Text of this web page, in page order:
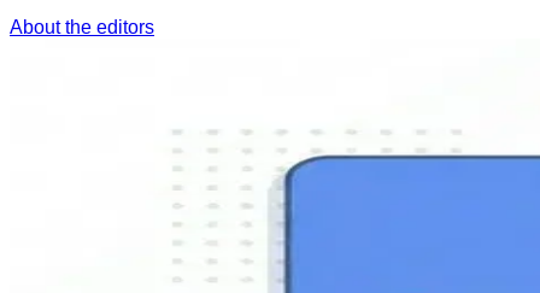
About the editors